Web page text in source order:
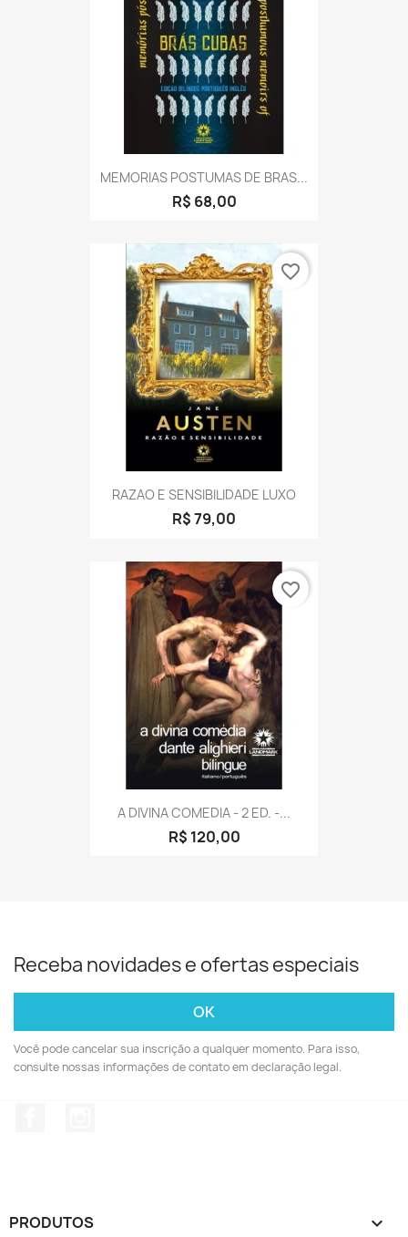
MEMORIAS POSTUMAS DE BRAS...
R$ 68,00
RAZAO E SENSIBILIDADE LUXO
R$ 79,00
favorite_border
A DIVINA COMEDIA - 2 ED. -...
R$ 120,00
favorite_border
Receba novidades e ofertas especiais
Você pode cancelar sua inscrição a qualquer momento. Para isso,
consulte nossas informações de contato em declaração legal.
PRODUTOS 